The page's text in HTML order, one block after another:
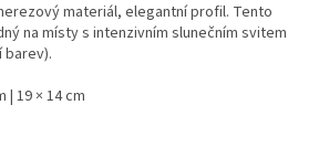
materiál, elegantní profil. Tento
na místy s intenzivním slunečním svitem
| 19 × 14 cm